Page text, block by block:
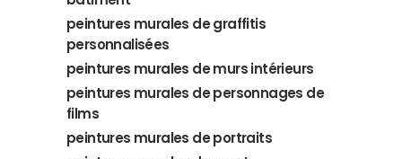
peintures murales de graffitis
personnalisées
peintures murales de murs intérieurs
peintures murales de personnages de
films
peintures murales de portraits